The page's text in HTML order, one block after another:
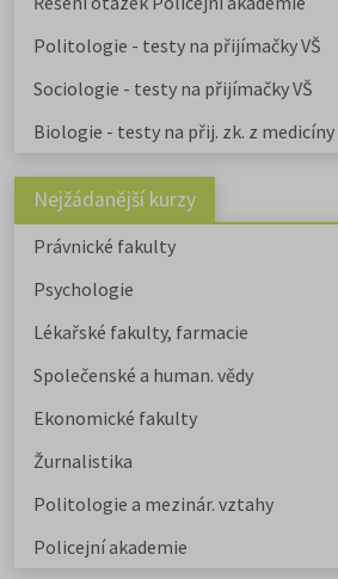
Politologie - testy na přijímačky VŠ
Sociologie - testy na přijímačky VŠ
Biologie - testy na přij. zk. z medicíny
Nejžádanější kurzy
Právnické fakulty
Psychologie
Lékařské fakulty, farmacie
Společenské a human. vědy
Ekonomické fakulty
Žurnalistika
Politologie a mezinár. vztahy
Policejní akademie